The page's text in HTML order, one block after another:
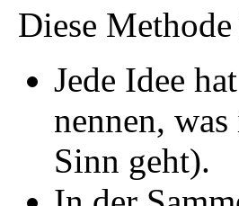
Diese
Jede Idee
nennen,
Sinn geht).